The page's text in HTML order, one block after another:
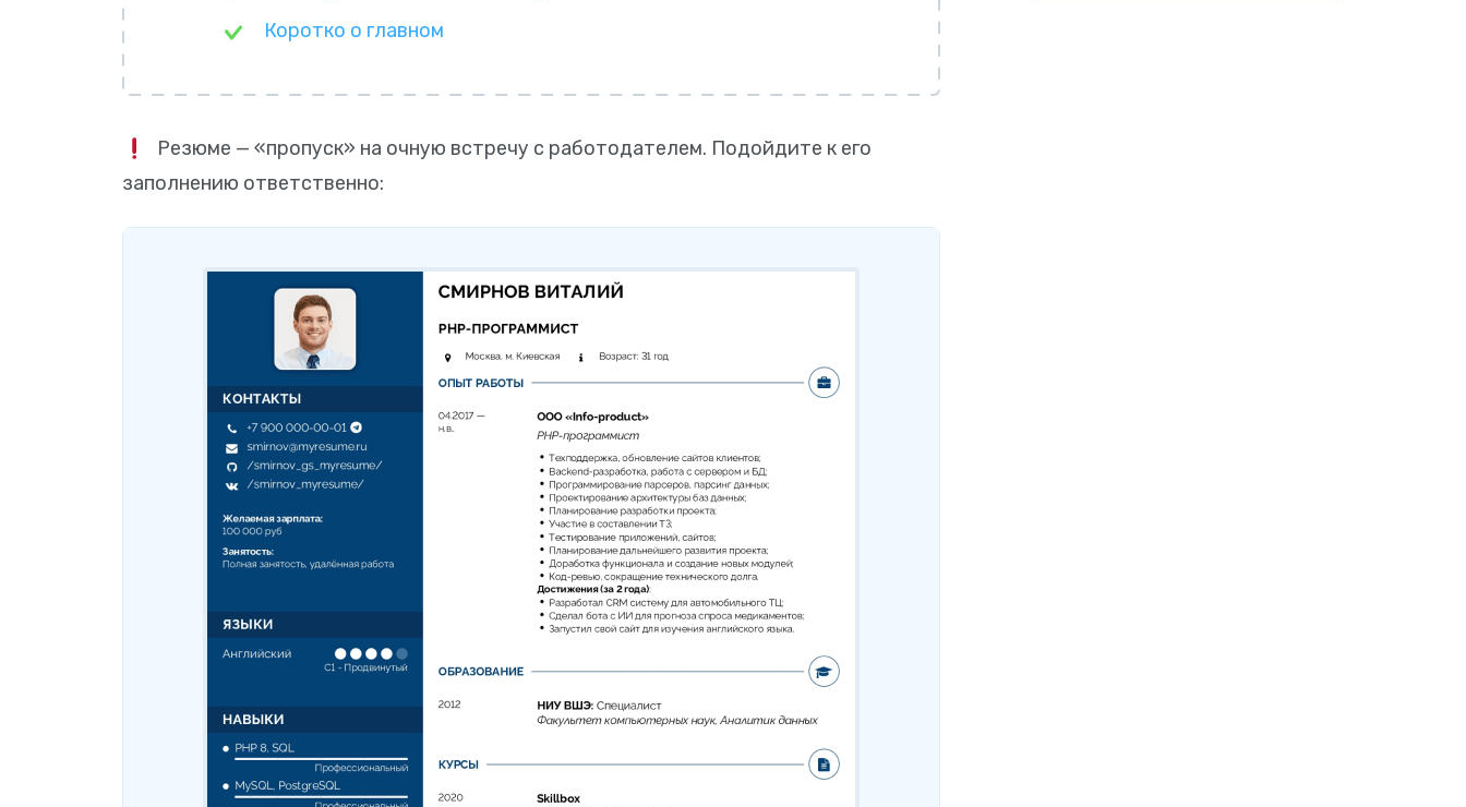
Коротко о главном
Резюме — «пропуск» на очную встречу с работодателем. Подойдите к его
заполнению ответственно: